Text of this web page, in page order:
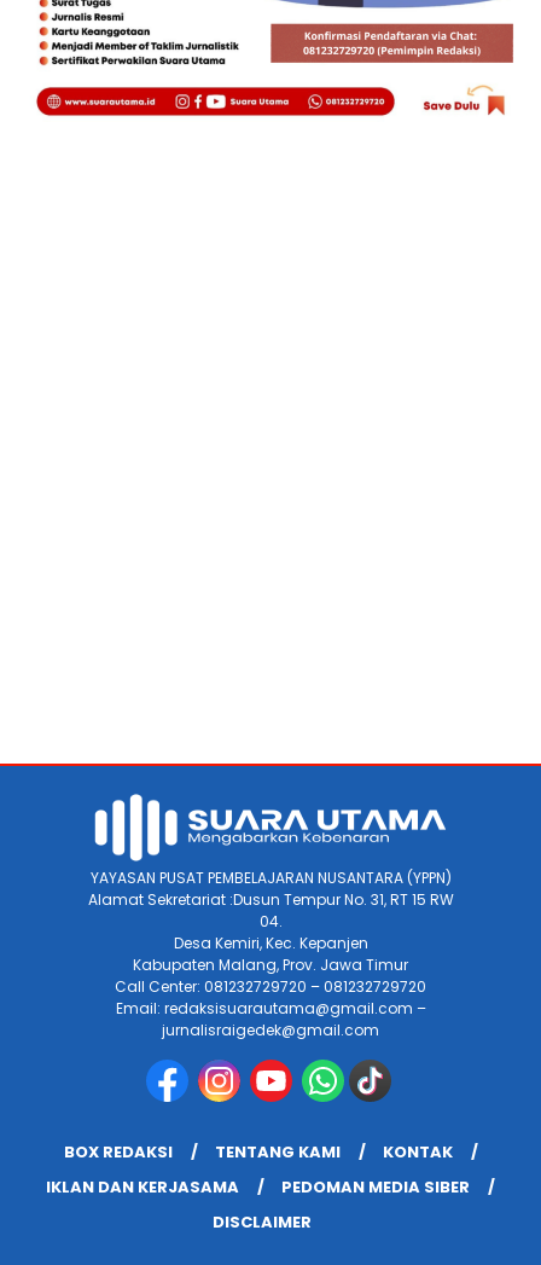
YAYASAN PUSAT PEMBELAJARAN NUSANTARA (YPPN)
Alamat Sekretariat :Dusun Tempur No. 31, RT 15 RW
04.
Desa Kemiri, Kec. Kepanjen
Kabupaten Malang, Prov. Jawa Timur
Call Center: 081232729720 – 081232729720
Email: redaksisuarautama@gmail.com –
jurnalisraigedek@gmail.com
BOX REDAKSI TENTANG KAMI
KONTAK
IKLAN DAN KERJASAMA
PEDOMAN MEDIA SIBER
DISCLAIMER